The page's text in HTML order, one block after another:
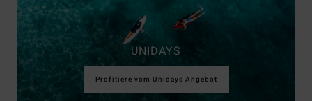
UNIDAYS
Profitiere vom Unidays Angebot